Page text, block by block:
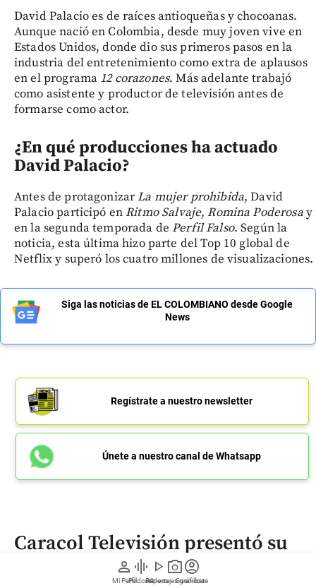
person
Mi Perfil
graphic_eq
Pódcast
play_arrow
Videos
photo_camera
Reportajes gráficos
account_circle
Suscríbete
David Palacio es de raíces antioqueñas y chocoanas.
Aunque nació en Colombia, desde muy joven vive en
Estados Unidos, donde dio sus primeros pasos en la
industria del entretenimiento como extra de aplausos
en el programa 12 corazones. Más adelante trabajó
como asistente y productor de televisión antes de
formarse como actor.
¿En qué producciones ha actuado
David Palacio?
Antes de protagonizarLa mujer prohibida, David
Palacio participó enRitmo Salvaje,Romina Poderosay
en la segunda temporada dePerfil Falso. Según la
noticia, esta última hizo parte del Top 10 global de
Netflix y superó los cuatro millones de visualizaciones.
Siga las noticias de EL COLOMBIANO desde Google
News
Regístrate a nuestro newsletter
Únete a nuestro canal de Whatsapp
Caracol Televisión presentó su
nueva política para prevenir el